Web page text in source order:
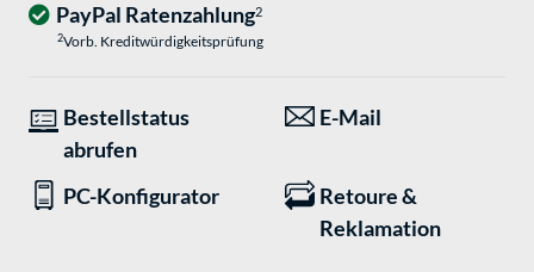
PayPal Ratenzahlung2
2Vorb. Kreditwürdigkeitsprüfung
Bestellstatus
abrufen
E-Mail
PC-Konfigurator
Retoure &
Reklamation